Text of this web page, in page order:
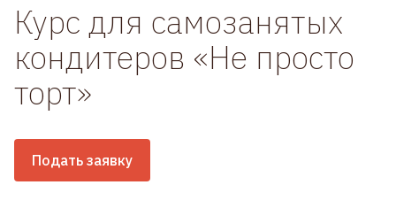
Курс для самозанятых
кондитеров «Не просто
торт»
Подать заявку